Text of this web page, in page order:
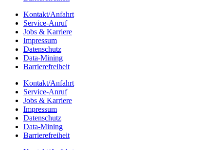
Kontakt/​​Anfahrt
Service-Anruf
Jobs & Karriere
Impres­sum
Daten­schutz
Data-Mining
Barrie­re­frei­heit
Kontakt/​​Anfahrt
Service-Anruf
Jobs & Karriere
Impres­sum
Daten­schutz
Data-Mining
Barrie­re­frei­heit